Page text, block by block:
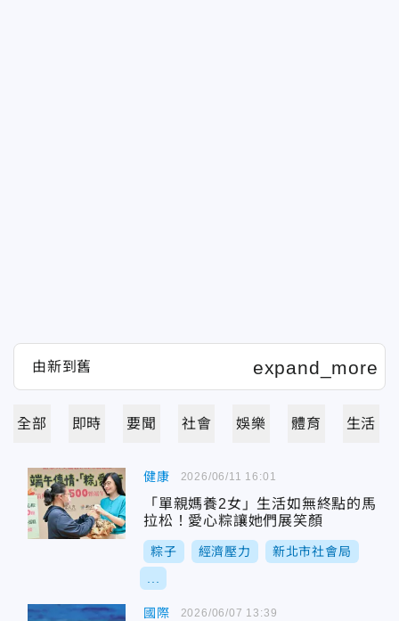
全部 即時 要聞 社會 娛樂 體育 生活
健康
「單親媽養2女」生活如無終點的馬
拉松！愛心粽讓她們展笑顏
粽子 經濟壓力 新北市社會局
2026/06/11 16:01
國際 2026/06/07 13:39